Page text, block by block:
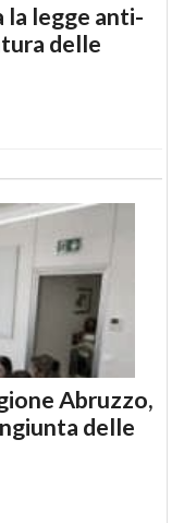
la legge anti-
delle
Abruzzo,
delle